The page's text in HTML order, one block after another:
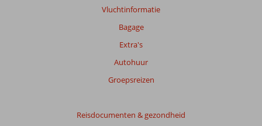
Vluchtinformatie
Bagage
Extra's
Autohuur
Groepsreizen
Reisdocumenten & gezondheid